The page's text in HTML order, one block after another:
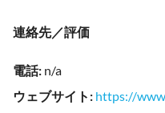
連絡先／評価
電話: n/a
ウェブサイト : https://